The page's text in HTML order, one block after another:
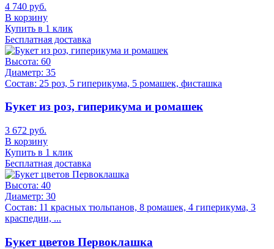
4 740 руб.
В корзину
Купить в 1 клик
Бесплатная доставка
Высота: 60
Диаметр: 35
Состав: 25 роз, 5 гиперикума, 5 ромашек, фисташка
Букет из роз, гиперикума и ромашек
3 672 руб.
В корзину
Купить в 1 клик
Бесплатная доставка
Высота: 40
Диаметр: 30
Состав: 11 красных тюльпанов, 8 ромашек, 4 гиперикума, 3
краспедии, ...
Букет цветов Первоклашка